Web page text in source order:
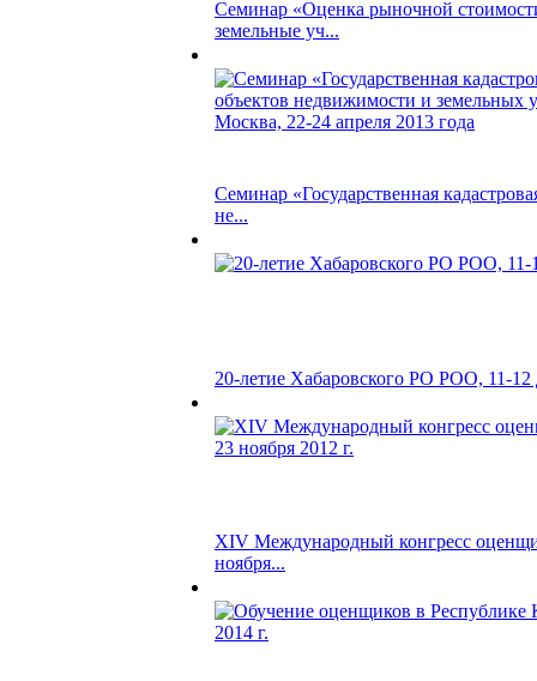
Семинар «Оценка рыночной
земельные уч...
Семинар «Государственная
не...
20-летие Хабаровского РО РОО, 11-12
ХIV Международный конгресс
ноября...